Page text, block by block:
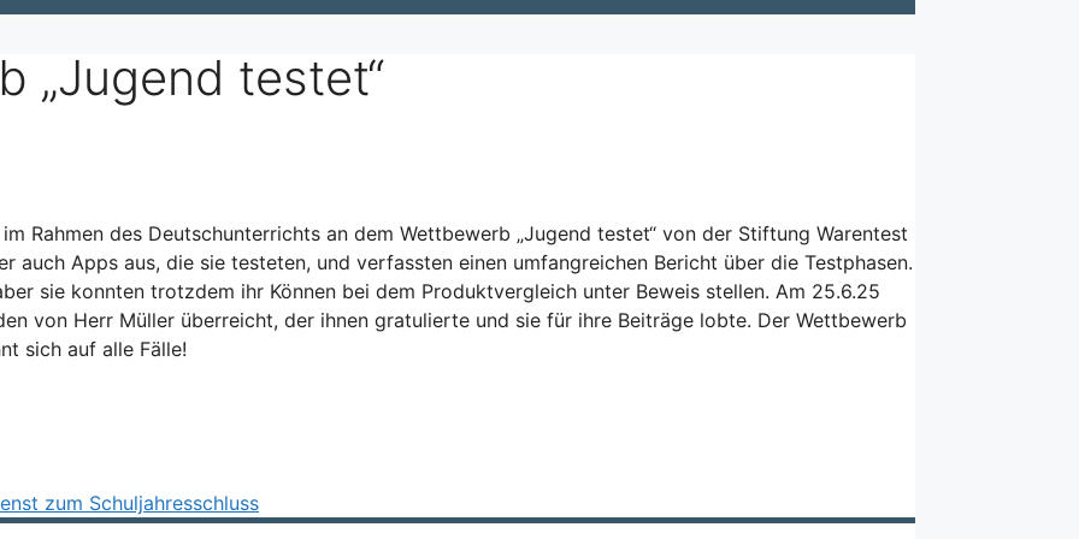
„Jugend testet“
Rahmen des Deutschunterrichts an dem Wettbewerb „Jugend testet“ von der Stiftung Warentest
auch Apps aus, die sie testeten, und verfassten einen umfangreichen Bericht über die Testphasen.
sie konnten trotzdem ihr Können bei dem Produktvergleich unter Beweis stellen. Am 25.6.25
von Herr Müller überreicht, der ihnen gratulierte und sie für ihre Beiträge lobte. Der Wettbewerb
sich auf alle Fälle!
zum Schuljahresschluss